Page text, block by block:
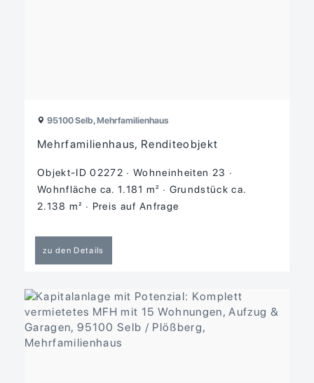
95100 Selb, Mehrfamilienhaus
Mehrfamilienhaus, Renditeobjekt
Objekt-ID 02272
Wohneinheiten 23
Wohnfläche ca. 1.181 m²
Grund­stück ca.
2.138 m²
Preis auf Anfrage
zu den Details